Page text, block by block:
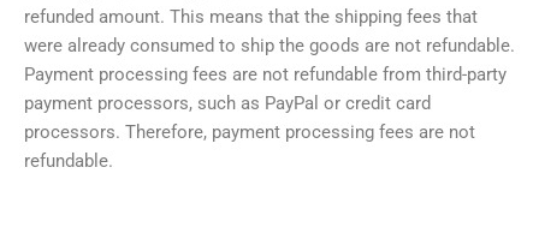
refunded amount. This means that the shipping fees that
were already consumed to ship the goods are not refundable.
Payment processing fees are not refundable from third-party
payment processors, such as PayPal or credit card
processors. Therefore, payment processing fees are not
refundable.